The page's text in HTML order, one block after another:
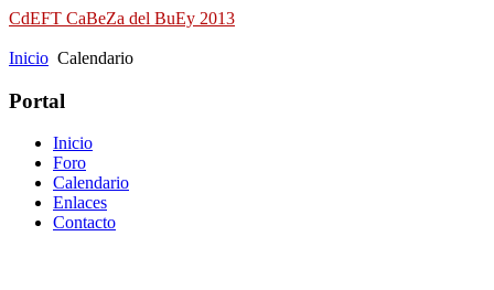
CdEFT CaBeZa del BuEy 2013
Inicio Calendario
Portal
Inicio
Foro
Calendario
Enlaces
Contacto